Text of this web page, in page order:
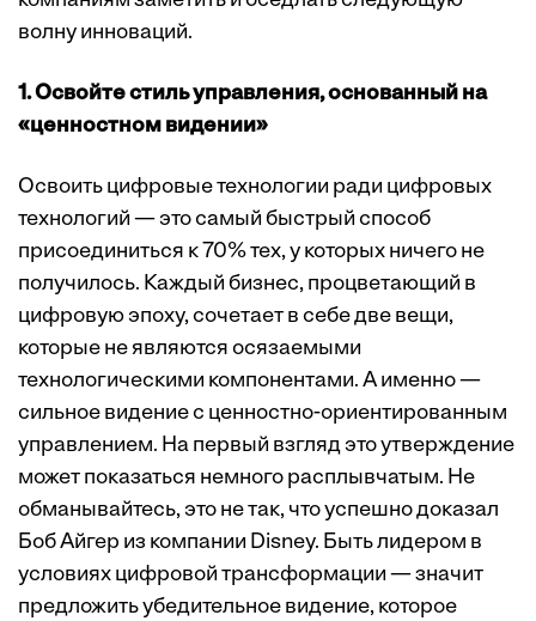
волну инноваций.
1. Освойте стиль управления, основанный на
«ценностном видении»
Освоить цифровые технологии ради цифровых
технологий — это самый быстрый способ
присоединиться к 70% тех, у которых ничего не
получилось. Каждый бизнес, процветающий в
цифровую эпоху, сочетает в себе две вещи,
которые не являются осязаемыми
технологическими компонентами. А именно —
сильное видение с ценностно-ориентированным
управлением. На первый взгляд это утверждение
может показаться немного расплывчатым. Не
обманывайтесь, это не так, что успешно доказал
Боб Айгер из компании Disney. Быть лидером в
условиях цифровой трансформации — значит
предложить убедительное видение, которое